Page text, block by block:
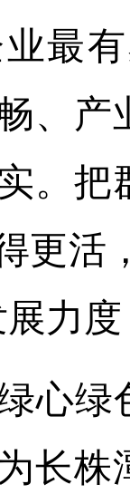
最
、
。把
更活
力
心
长